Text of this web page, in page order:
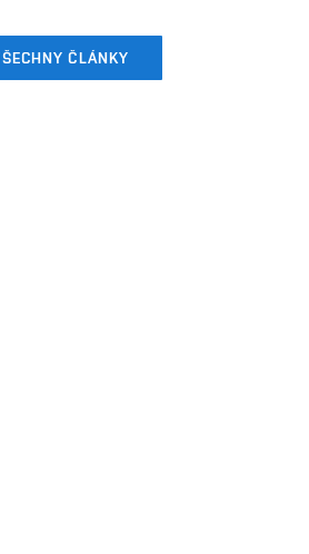
ČLÁNKY